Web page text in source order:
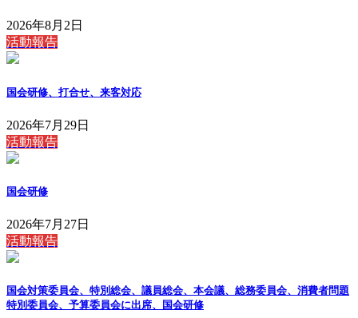
2026年8月2日
活動報告
国会研修、打合せ、来客対応
2026年7月29日
活動報告
国会研修
2026年7月27日
活動報告
国会対策委員会、特別総会、議員総会、本会議、総務委員会、消費者問題
特別委員会、予算委員会に出席、国会研修